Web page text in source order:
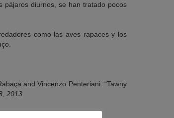
pájaros diurnos, se han tratado pocos
como las aves rapaces y los
and Vincenzo Penteriani. “Tawny
2013.
periodista.